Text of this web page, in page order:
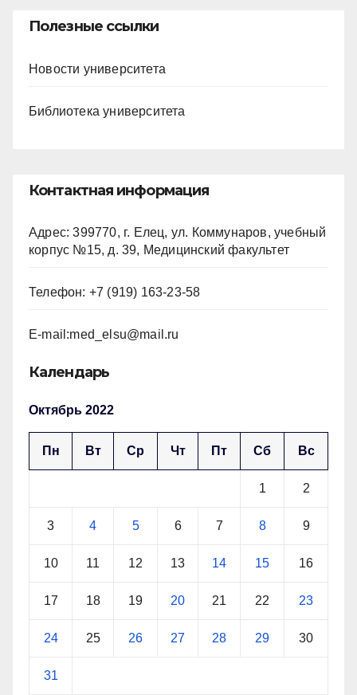
Полезные ссылки
Новости университета
Библиотека университета
Контактная информация
Адрес: 399770, г. Елец, ул. Коммунаров, учебный
корпус №15, д. 39, Медицинский факультет
Телефон: +7 (919) 163-23-58
E-mail:med_elsu@mail.ru
Календарь
Октябрь 2022
Пн Вт Ср Чт Пт Сб Вс
1 2
3 4 5 6 7 8 9
10 11 12 13 14 15 16
17 18 19 20 21 22 23
24 25 26 27 28 29 30
31